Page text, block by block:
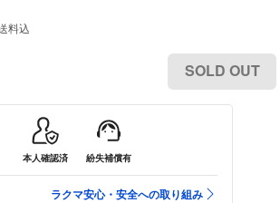
料込
SOLD OUT
本人確認済 紛失補償有
ラクマ安心・安全への取り組み